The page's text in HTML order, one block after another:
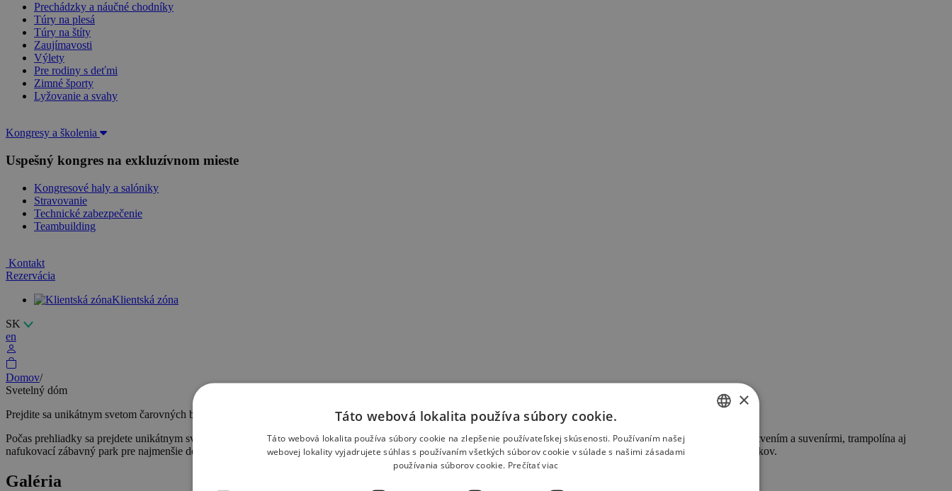
Prechádzky a náučné chodníky
Túry na plesá
Túry na štíty
Zaujímavosti
Výlety
Pre rodiny s deťmi
Zimné športy
Lyžovanie a svahy
Kongresy a školenia
Uspešný kongres na exkluzívnom mieste
Kongresové haly a salóniky
Stravovanie
Technické zabezpečenie
Teambuilding
Kontakt
Rezervácia
Klientská zóna
SK
en
Domov/
Svetelný dóm
Prejdite sa unikátnym svetom čarovných bytostí.
Počas prehliadky sa prejdete unikátnym svetom tajomných živočíchov. V originálnom stane na Vás čakajú “animatronické” živočíchy, svetelné planetárium, bar s občerstvením a suvenírmi, trampolína aj
nafukovací zábavný park pre najmenšie detičky. Počas zimy sa zas expozícia zmení na svet svetelných atrakcií, snehuliakov, tatranských zvieratiek či spievajúcich tučniakov.
Galéria
×
Táto webová lokalita používa súbory cookie.
Táto webová lokalita používa súbory cookie na zlepšenie používateľskej skúsenosti. Používaním našej
webovej lokality vyjadrujete súhlas s používaním všetkých súborov cookie v súlade s našimi zásadami
používania súborov cookie. Prečítať viac